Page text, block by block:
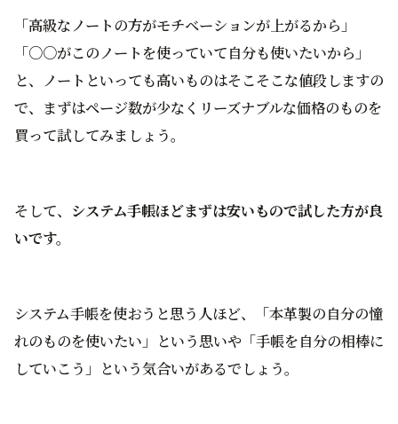
「高級なノートの方がモチベーションが上がるから」
「○○がこのノートを使っていて自分も使いたいから」
と、ノートといっても高いものはそこそこな値段しますの
で、まずはページ数が少なくリーズナブルな価格のものを
買って試してみましょう。
そして、 システム手帳ほどまずは安いもので試した方が良
いです。
システム手帳を使おうと思う人ほど、「本革製の自分の憧
れのものを使いたい」という思いや「手帳を自分の相棒に
していこう」という気合いがあるでしょう。